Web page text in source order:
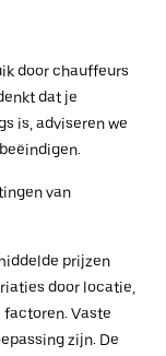
door chauffeurs
dat je
is, adviseren we
van
prijzen
door locatie,
Vaste
zijn. De